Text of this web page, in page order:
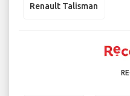
Renault Talisman